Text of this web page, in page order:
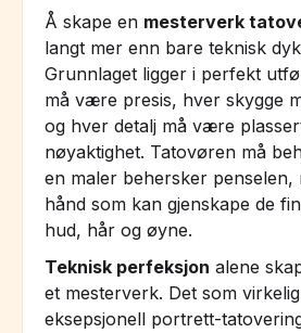
Å skape en mesterverk
langt mer enn bare teknisk
Grunnlaget ligger i perfekt
må være presis, hver skygge
og hver detalj må være
nøyaktighet. Tatovøren må
en maler behersker penselen,
hånd som kan gjenskape de
hud, hår og øyne.
Teknisk perfeksjon alene
et mesterverk. Det som
eksepsjonell portrett-